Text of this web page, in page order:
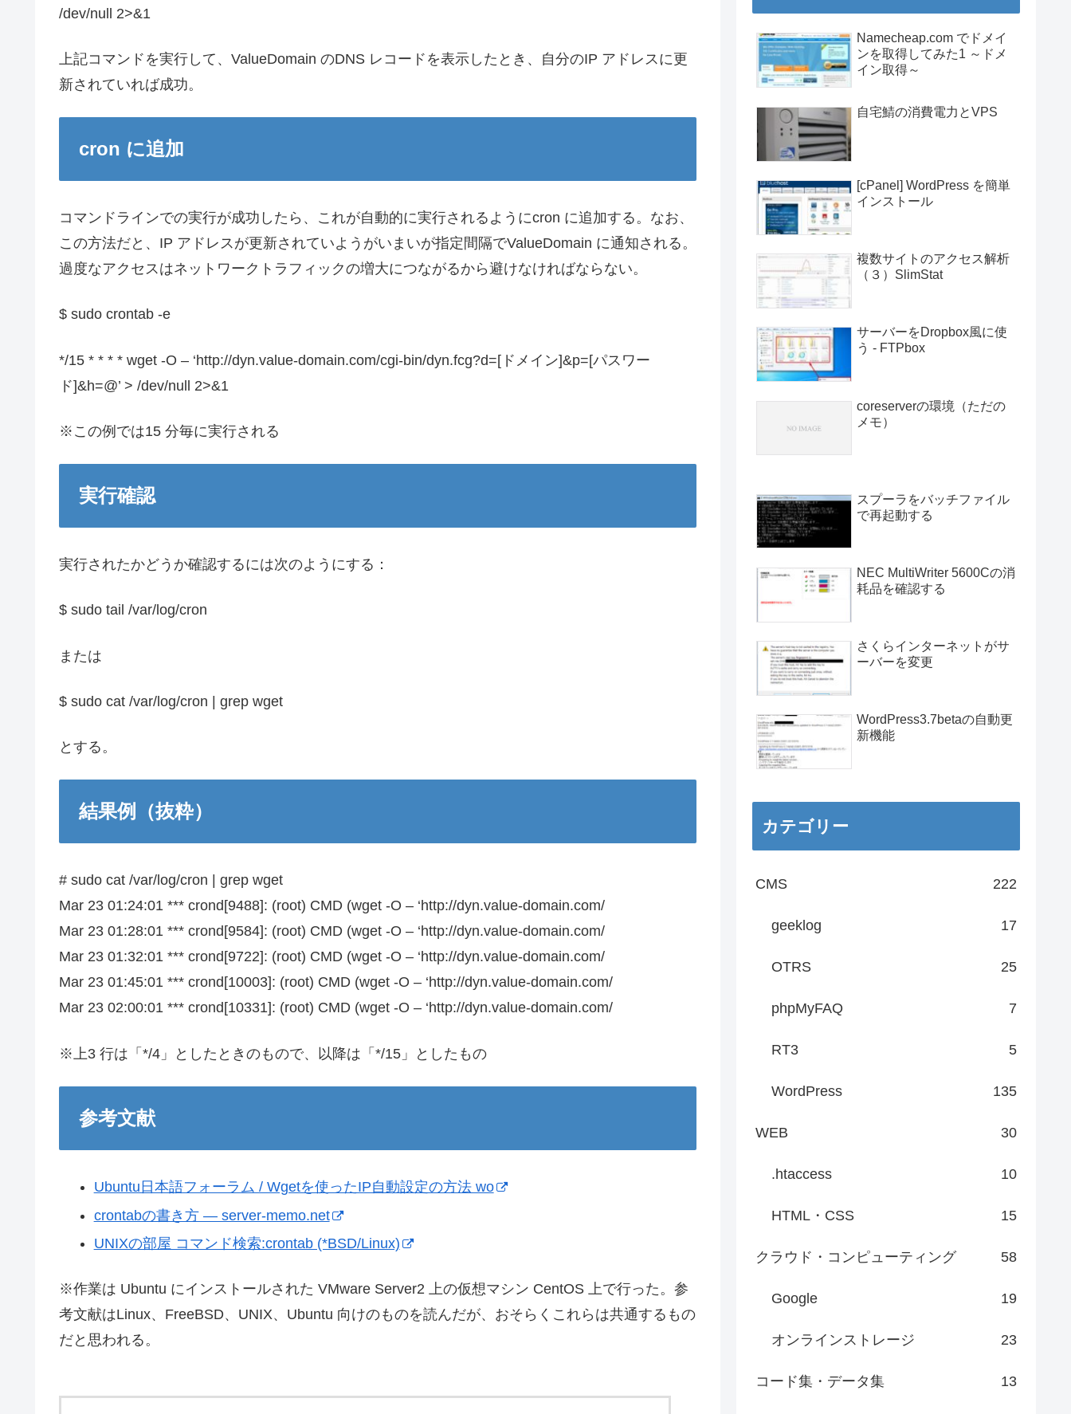
/dev/null 2>&1
上記コマンドを実行して、ValueDomain のDNS レコードを表示したとき、自分のIP アドレスに更
新されていれば成功。
cron に追加
コマンドラインでの実行が成功したら、これが自動的に実行されるようにcron に追加する。なお、
この方法だと、IP アドレスが更新されていようがいまいが指定間隔でValueDomain に通知される。
過度なアクセスはネットワークトラフィックの増大につながるから避けなければならない。
$ sudo crontab -e
*/15 * * * * wget -O – ‘http://dyn.value-domain.com/cgi-bin/dyn.fcg?d=[ドメイン]&p=[パスワー
ド]&h=@’ > /dev/null 2>&1
※この例では15 分毎に実行される
実行確認
実行されたかどうか確認するには次のようにする：
$ sudo tail /var/log/cron
または
$ sudo cat /var/log/cron | grep wget
とする。
結果例（抜粋）
# sudo cat /var/log/cron | grep wget
Mar 23 01:24:01 *** crond[9488]: (root) CMD (wget -O – ‘http://dyn.value-domain.com/
Mar 23 01:28:01 *** crond[9584]: (root) CMD (wget -O – ‘http://dyn.value-domain.com/
Mar 23 01:32:01 *** crond[9722]: (root) CMD (wget -O – ‘http://dyn.value-domain.com/
Mar 23 01:45:01 *** crond[10003]: (root) CMD (wget -O – ‘http://dyn.value-domain.com/
Mar 23 02:00:01 *** crond[10331]: (root) CMD (wget -O – ‘http://dyn.value-domain.com/
※上3 行は「*/4」としたときのもので、以降は「*/15」としたもの
参考文献
Ubuntu日本語フォーラム / Wgetを使ったIP自動設定の方法 wo
crontabの書き方 — server-memo.net
UNIXの部屋 コマンド検索:crontab (*BSD/Linux)
※作業は Ubuntu にインストールされた VMware Server2 上の仮想マシン CentOS 上で行った。参
考文献はLinux、FreeBSD、UNIX、Ubuntu 向けのものを読んだが、おそらくこれらは共通するもの
だと思われる。
Namecheap.com でドメイ
ンを取得してみた1 ～ドメ
イン取得～
自宅鯖の消費電力とVPS
[cPanel] WordPress を簡単
インストール
複数サイトのアクセス解析
（３）SlimStat
サーバーをDropbox風に使
う - FTPbox
coreserverの環境（ただの
メモ）
スプーラをバッチファイル
で再起動する
NEC MultiWriter 5600Cの消
耗品を確認する
さくらインターネットがサ
ーバーを変更
WordPress3.7betaの自動更
新機能
カテゴリー
CMS 222
geeklog 17
OTRS 25
phpMyFAQ 7
RT3 5
WordPress 135
WEB 30
.htaccess 10
HTML・CSS 15
クラウド・コンピューティング 58
Google 19
オンラインストレージ 23
コード集・データ集 13